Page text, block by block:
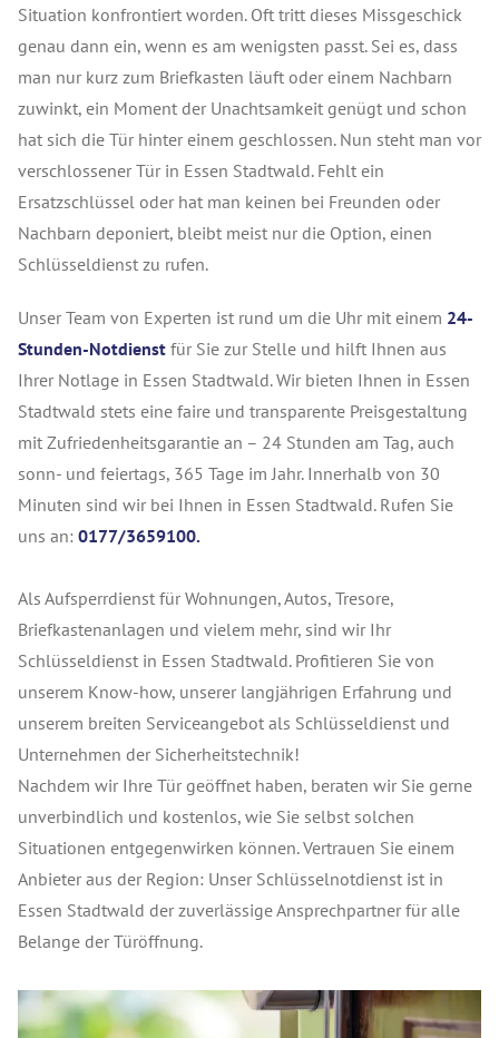
Situation konfrontiert worden. Oft tritt dieses Missgeschick
genau dann ein, wenn es am wenigsten passt. Sei es, dass
man nur kurz zum Briefkasten läuft oder einem Nachbarn
zuwinkt, ein Moment der Unachtsamkeit genügt und schon
hat sich die Tür hinter einem geschlossen. Nun steht man vor
verschlossener Tür in Essen Stadtwald. Fehlt ein
Ersatzschlüssel oder hat man keinen bei Freunden oder
Nachbarn deponiert, bleibt meist nur die Option, einen
Schlüsseldienst zu rufen.
Unser Team von Experten ist rund um die Uhr mit einem 24-
Stunden-Notdienst für Sie zur Stelle und hilft Ihnen aus
Ihrer Notlage in Essen Stadtwald. Wir bieten Ihnen in Essen
Stadtwald stets eine faire und transparente Preisgestaltung
mit Zufriedenheitsgarantie an – 24 Stunden am Tag, auch
sonn- und feiertags, 365 Tage im Jahr. Innerhalb von 30
Minuten sind wir bei Ihnen in Essen Stadtwald. Rufen Sie
uns an: 0177/3659100.
Als Aufsperrdienst für Wohnungen, Autos, Tresore,
Briefkastenanlagen und vielem mehr, sind wir Ihr
Schlüsseldienst in Essen Stadtwald. Profitieren Sie von
unserem Know-how, unserer langjährigen Erfahrung und
unserem breiten Serviceangebot als Schlüsseldienst und
Unternehmen der Sicherheitstechnik!
Nachdem wir Ihre Tür geöffnet haben, beraten wir Sie gerne
unverbindlich und kostenlos, wie Sie selbst solchen
Situationen entgegenwirken können. Vertrauen Sie einem
Anbieter aus der Region: Unser Schlüsselnotdienst ist in
Essen Stadtwald der zuverlässige Ansprechpartner für alle
Belange der Türöffnung.